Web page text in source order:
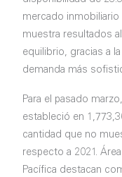
mercado inmobiliario
muestra resultados
equilibrio, gracias a
demanda más
Para el pasado
estableció en
cantidad que no
respecto a 2021.
Pacífica destacan